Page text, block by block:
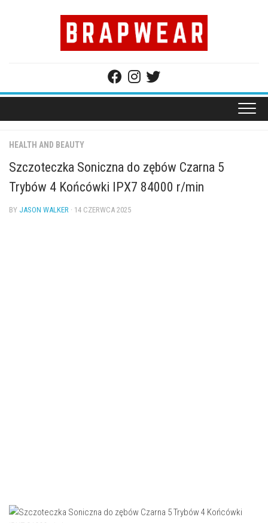
HEALTH AND BEAUTY
Szczoteczka Soniczna do zębów Czarna 5
Trybów 4 Końcówki IPX7 84000 r/min
BY JASON WALKER · 14 CZERWCA 2025